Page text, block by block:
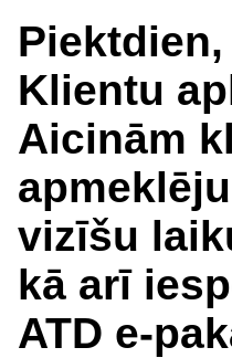
Klientu
Aicinām
vizīšu
kā arī
ATD e-